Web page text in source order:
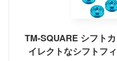
TM-SQUARE シフト
イレクトなシフトフ